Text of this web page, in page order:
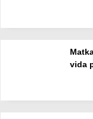
vida